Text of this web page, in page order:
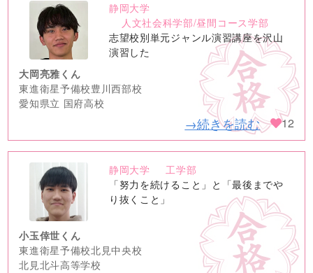
no
image
静岡大学
人文社会科学部/昼間コース学部
志望校別単元ジャンル演習講座を沢山
演習した
大岡亮雅くん
東進衛星予備校豊川西部校
愛知県立 国府高校
→続きを読む 12
no
image
静岡大学
工学部
「努力を続けること」と「最後までや
り抜くこと」
小玉倖世くん
東進衛星予備校北見中央校
北見北斗高等学校